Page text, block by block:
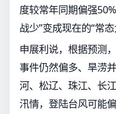
度较常年同期偏强
战少”变成现在的“常态
申展利说，根据预测
事件仍然偏多、旱涝
河、松辽、珠江、长
汛情，登陆台风可能